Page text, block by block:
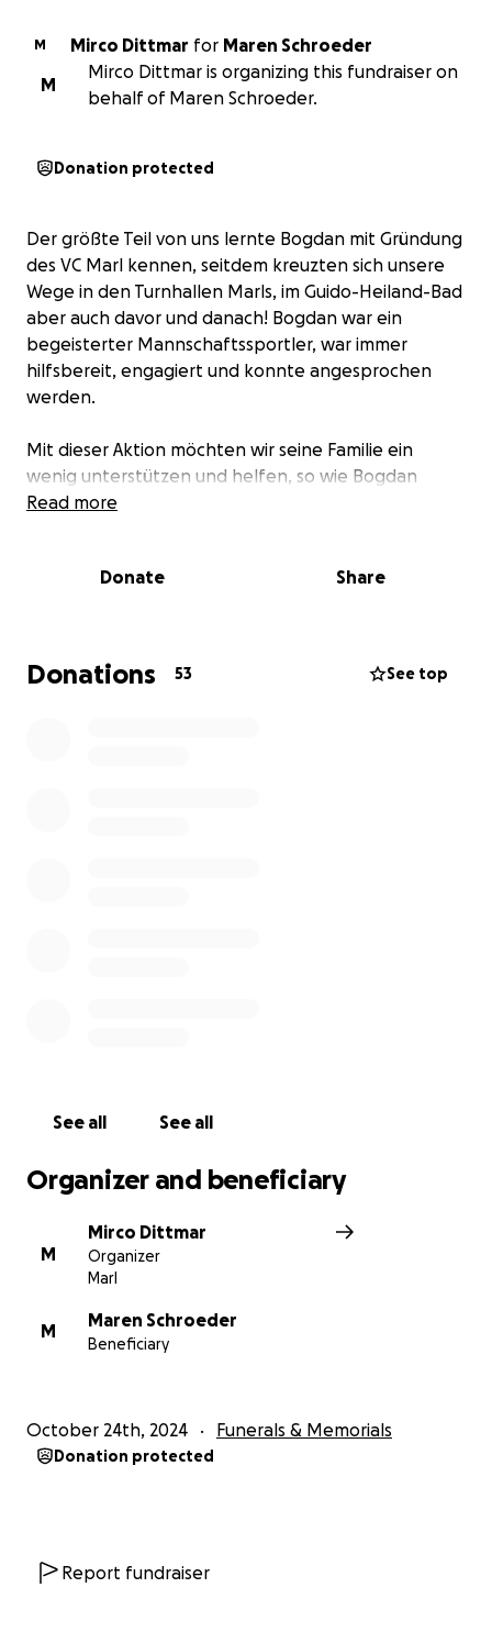
M Mirco Dittmar for Maren Schroeder
M
Mirco Dittmar is organizing this fundraiser on
behalf of Maren Schroeder.
Donation protected
Der größte Teil von uns lernte Bogdan mit Gründung
des VC Marl kennen, seitdem kreuzten sich unsere
Wege in den Turnhallen Marls, im Guido-Heiland-Bad
aber auch davor und danach! Bogdan war ein
begeisterter Mannschaftssportler, war immer
hilfsbereit, engagiert und konnte angesprochen
werden.
Mit dieser Aktion möchten wir seine Familie ein
wenig unterstützen und helfen, so wie Bogdan
jedem von uns einmal , im kleinen oder großen
Read more
Donate Share
Donations 53 See top
See all See all
Organizer and beneficiary
M
Mirco Dittmar
Organizer
Marl
M
Maren Schroeder
Beneficiary
October 24th, 2024 Funerals & Memorials
Donation protected
Report fundraiser